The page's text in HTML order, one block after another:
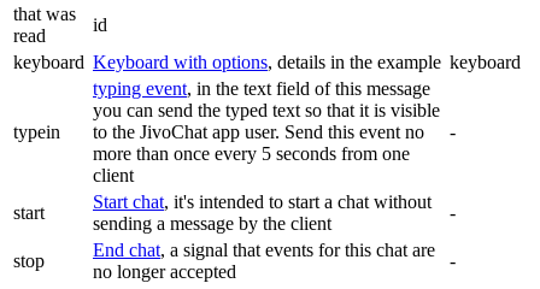
that was
read
id
keyboard Keyboard with options, details in the example keyboard
typein
typing event, in the text field of this message
you can send the typed text so that it is visible
to the JivoChat app user. Send this event no
more than once every 5 seconds from one
client
-
start
Start chat, it's intended to start a chat without
sending a message by the client
-
stop
End chat, a signal that events for this chat are
no longer accepted
-